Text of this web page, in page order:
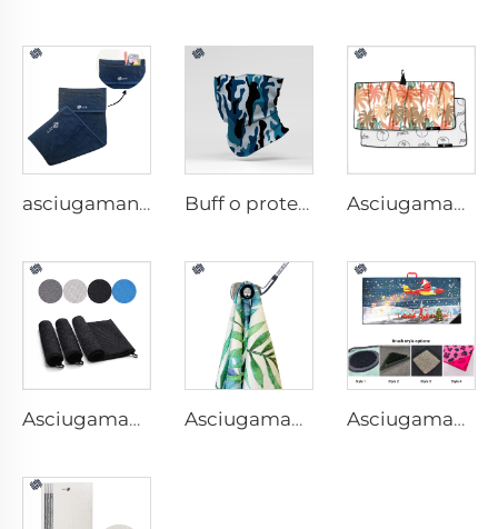
asciugamano da palestra con tasca Buff o protezione per collo Asciugamano da golf stampato
Asciugamano da golf in microfibra Asciugamano magnetico per golf Asciugamano da golf con spazzola